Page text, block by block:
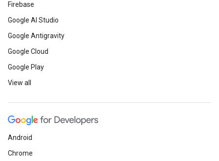
Firebase
Google AI Studio
Google Antigravity
Google Cloud
Google Play
View all
Android
Chrome